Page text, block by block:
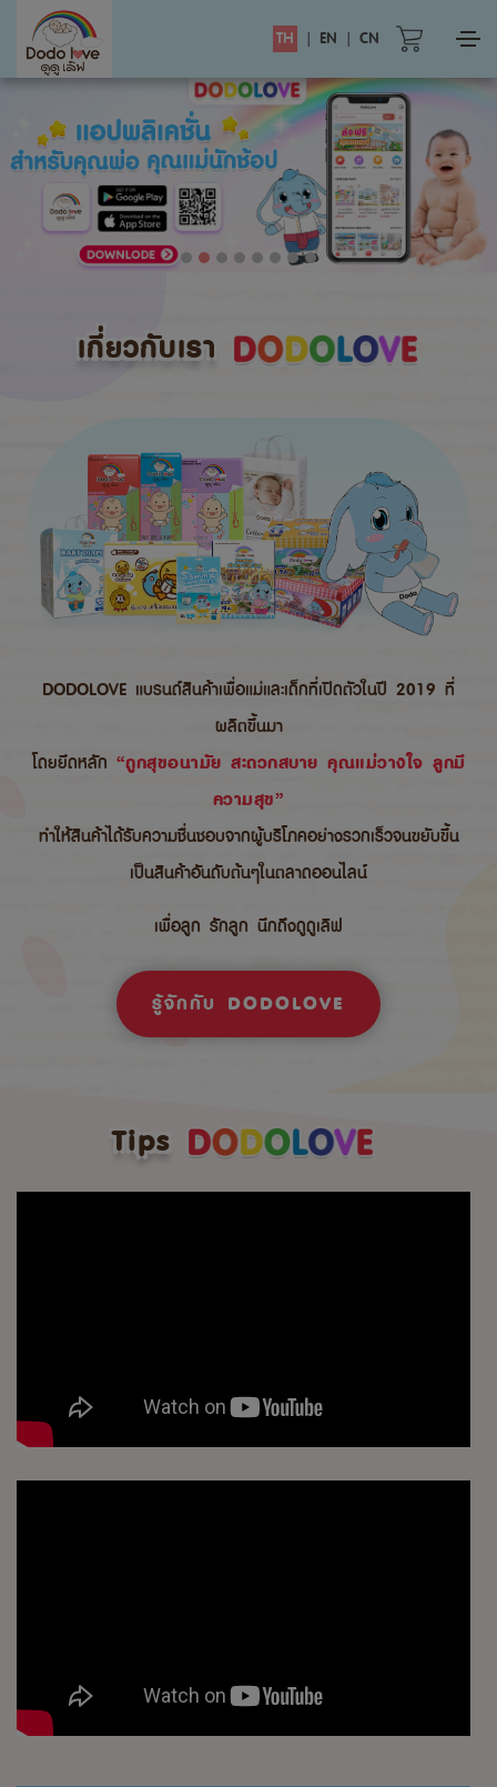
TH | EN | CN
เกี่ยวกับเรา
DODOLOVE แบรนด์สินค้าเพื่อแม่และเด็กที่เปิดตัวในปี 2019 ที่
ผลิตขึ้นมา
โดยยึดหลัก “ถูกสุขอนามัย สะดวกสบาย คุณแม่วางใจ ลูกมี
ความสุข”
ทำให้สินค้าได้รับความชื่นชอบจากผู้บริโภคอย่างรวกเร็วจนขยับขึ้น
เป็นสินค้าอันดับต้นๆในตลาดออนไลน์
เพื่อลูก รักลูก นึกถึงดูดูเลิฟ
รู้จักกับ DODOLOVE
Tips